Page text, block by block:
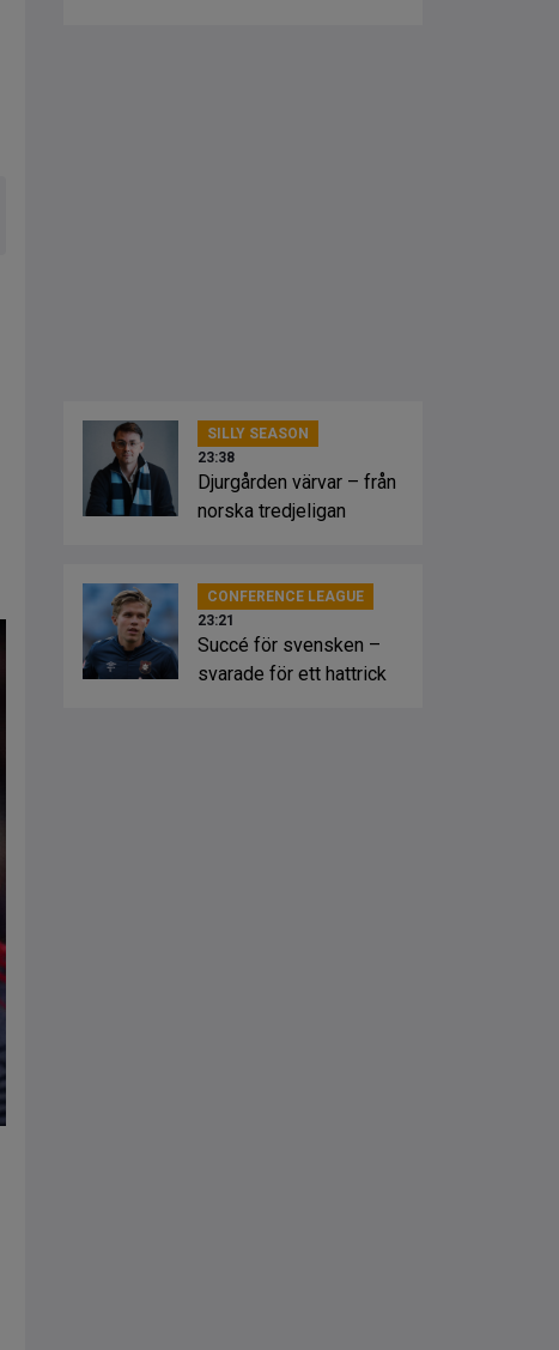
SILLY SEASON
23:38
Djurgården värvar – från
norska tredjeligan
CONFERENCE LEAGUE
23:21
Succé för svensken –
svarade för ett hattrick